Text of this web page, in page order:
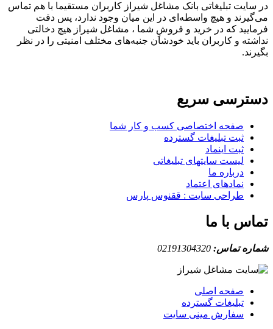
در سایت تبلیغاتی بانک مشاغل شیراز کاربران مستقیما با هم تماس
می‌گیرند و هیچ واسطه‌ای در این میان وجود ندارد، پس دقت
فرمایید که در خرید و فروشِ شما ، مشاغل شیراز هیچ دخالتی
نداشته و کاربران باید خودشان جنبه‌های مختلف امنیتی را در نظر
بگیرند.
دسترسی سریع
صفحه اختصاصی کسب و کار شما
ثبت تبلیغات گسترده
ثبت اینماد
لیست سایتهای تبلیغاتی
درباره ما
نمادهای اعتماد
طراحی سایت : ققنوس پارس
تماس با ما
شماره تماس: 02191304320
صفحه اصلی
تبلیغات گسترده
سفارش مینی سایت